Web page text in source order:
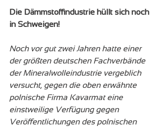
Die Dämmstoffindustrie hüllt sich noch
in Schweigen!
Noch vor gut zwei Jahren hatte einer
der größten deutschen Fachverbände
der Mineralwolleindustrie vergeblich
versucht, gegen die oben erwähnte
polnische Firma Kavarmat eine
einstweilige Verfügung gegen
Veröffentlichungen des polnischen